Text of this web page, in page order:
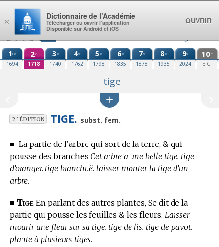
Aller au contenu
1re
1694
2e
1718
3e
1740
4e
1762
5e
1798
6e
1835
7e
1878
8e
1935
9e
2024
10e
E.C.
tige
2eÉDITION TIGE. subst. fem.
■ La partie de l’arbre qui sort de la terre, & qui
pousse des branches Cet arbre a une belle tige. tige
d’oranger. tige branchuë. laisser monter la tige d’un
arbre.
■ Tige En parlant des autres plantes, Se dit de la
partie qui pousse les feuilles & les fleurs. Laisser
mourir une fleur sur sa tige. tige de lis. tige de pavot.
plante à plusieurs tiges.
×
Dictionnaire de l’Académie
Télécharger ou ouvrir l’application
Disponible sur Android et iOS
OUVRIR